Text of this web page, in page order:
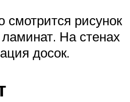
рисунок
На стенах
досок.